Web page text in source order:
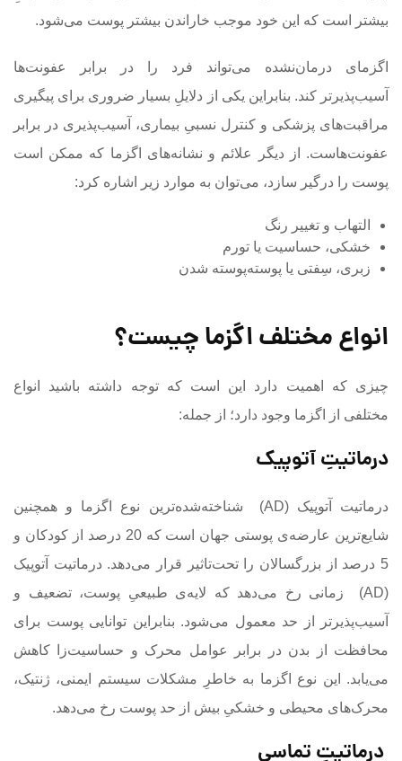
بیشتر است که این خود موجب خاراندن بیشتر پوست می‌شود.
اگزمای درمان‌نشده می‌تواند فرد را در برابر عفونت‌ها
آسیب‌پذیرتر کند. بنابراین یکی از دلایلِ بسیار ضروری برای پیگیری
مراقبت‌های پزشکی و کنترل نسبیِ بیماری، آسیب‌پذیری در برابر
عفونت‌هاست. از دیگر علائم و نشانه‌های اگزما که ممکن است
پوست را درگیر سازد، می‌توان به موارد زیر اشاره کرد:
التهاب و تغییر رنگ
خشکی، حساسیت یا تورم
زبری، سِفتی یا پوسته‌پوسته شدن
انواع مختلف اگزما چیست؟
چیزی که اهمیت دارد این است که توجه داشته باشید انواع
مختلفی از اگزما وجود دارد؛ از جمله:
درماتیتِ آتوپیک
درماتیت آتوپیک (AD) شناخته‌شده‌ترین نوع اگزما و همچنین
شایع‌ترین عارضه‌ی پوستی جهان است که 20 درصد از کودکان و
5 درصد از بزرگسالان را تحت‌تاثیر قرار می‌دهد. درماتیت آتوپیک
(AD) زمانی رخ می‌دهد که لایه‌ی طبیعیِ پوست، تضعیف و
آسیب‌پذیرتر از حد معمول می‌‌شود. بنابراین توانایی پوست برای
محافظت از بدن در برابر عوامل محرک و حساسیت‌زا کاهش
می‌یابد. این نوع اگزما به خاطرِ مشکلات سیستم ایمنی، ژنتیک،
محرک‌های محیطی و خشکیِ بیش از حد پوست رخ می‌دهد.
درماتیتِ تماسی